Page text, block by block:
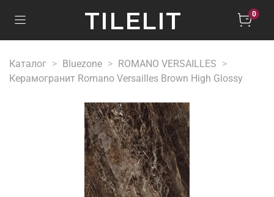
TILELIT 0
Каталог Bluezone
ROMANO VERSAILLES
Керамогранит Romano Versailles Brown High Glossy